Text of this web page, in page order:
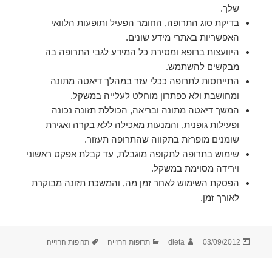
שלך.
בדיקת סוג התרופה, החומר הפעיל ותופעות הלוואי
האפשריות באתרי מידע שונים.
היוועצות ברופא ומסירת כל המידע לגבי התרופה בה
מבקשים להשתמש.
התייחסות לתרופה ככלי עזר במהלך דיאטה מתונה
ומחושבת ולא כפתרון מוחלט לעלייה במשקל.
המשך דיאטה מתונה ובריאה, הכוללת תזונה נכונה
ופעילות גופנית, והמנעות מאכילה ללא בקרה ואגירת
שומנים מופרזת בתקווה שהתרופה תעזור.
שימוש בתרופה לתקופה מוגבלת, עד קבלת אפקט ראשוני
וירידה מסוימת במשקל.
הפסקת השימוש לאחר זמן מה, והמשכת תזונה מבוקרת
לאורך זמן.
פורסם
03/09/2012 מחבר
dieta קטגוריות
תרופות הרזייה תגיות
תרופות הרזייה